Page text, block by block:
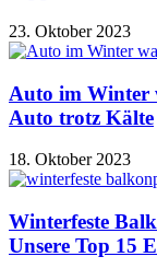
23. Oktober 2023
Auto im Winter
Auto trotz Kälte
18. Oktober 2023
Winterfeste
Unsere Top 15